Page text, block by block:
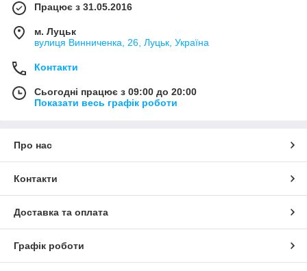
Працює з 31.05.2016
м. Луцьк
вулиця Винниченка, 26, Луцьк, Україна
Контакти
Сьогодні працює з 09:00 до 20:00
Показати весь графік роботи
Про нас
Контакти
Доставка та оплата
Графік роботи